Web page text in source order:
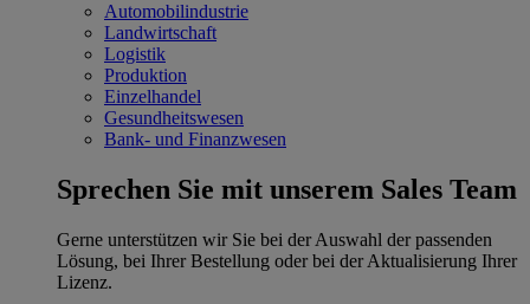
Automobilindustrie
Landwirtschaft
Logistik
Produktion
Einzelhandel
Gesundheitswesen
Bank- und Finanzwesen
Sprechen Sie mit unserem Sales Team
Gerne unterstützen wir Sie bei der Auswahl der passenden
Lösung, bei Ihrer Bestellung oder bei der Aktualisierung Ihrer
Lizenz.